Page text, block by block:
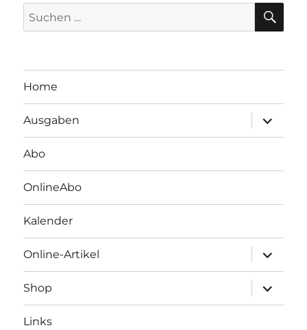
Suchen
nach:
Home
Ausgaben
öffnen
Abo
OnlineAbo
Kalender
Online-Artikel
öffnen
Shop
öffnen
Links